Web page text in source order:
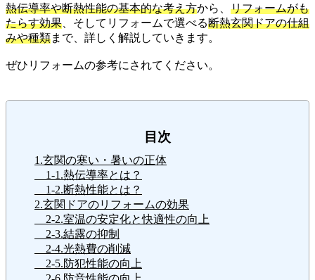
熱伝導率や断熱性能の基本的な考え方から、 リフォームがも
たらす効果 、そしてリフォームで選べる断熱玄関ドアの仕組
みや種類まで、詳しく解説していきます。
ぜひリフォームの参考にされてください。
目次
1.玄関の寒い・暑いの正体
1-1.熱伝導率とは？
1-2.断熱性能とは？
2.玄関ドアのリフォームの効果
2-2.室温の安定化と快適性の向上
2-3.結露の抑制
2-4.光熱費の削減
2-5.防犯性能の向上